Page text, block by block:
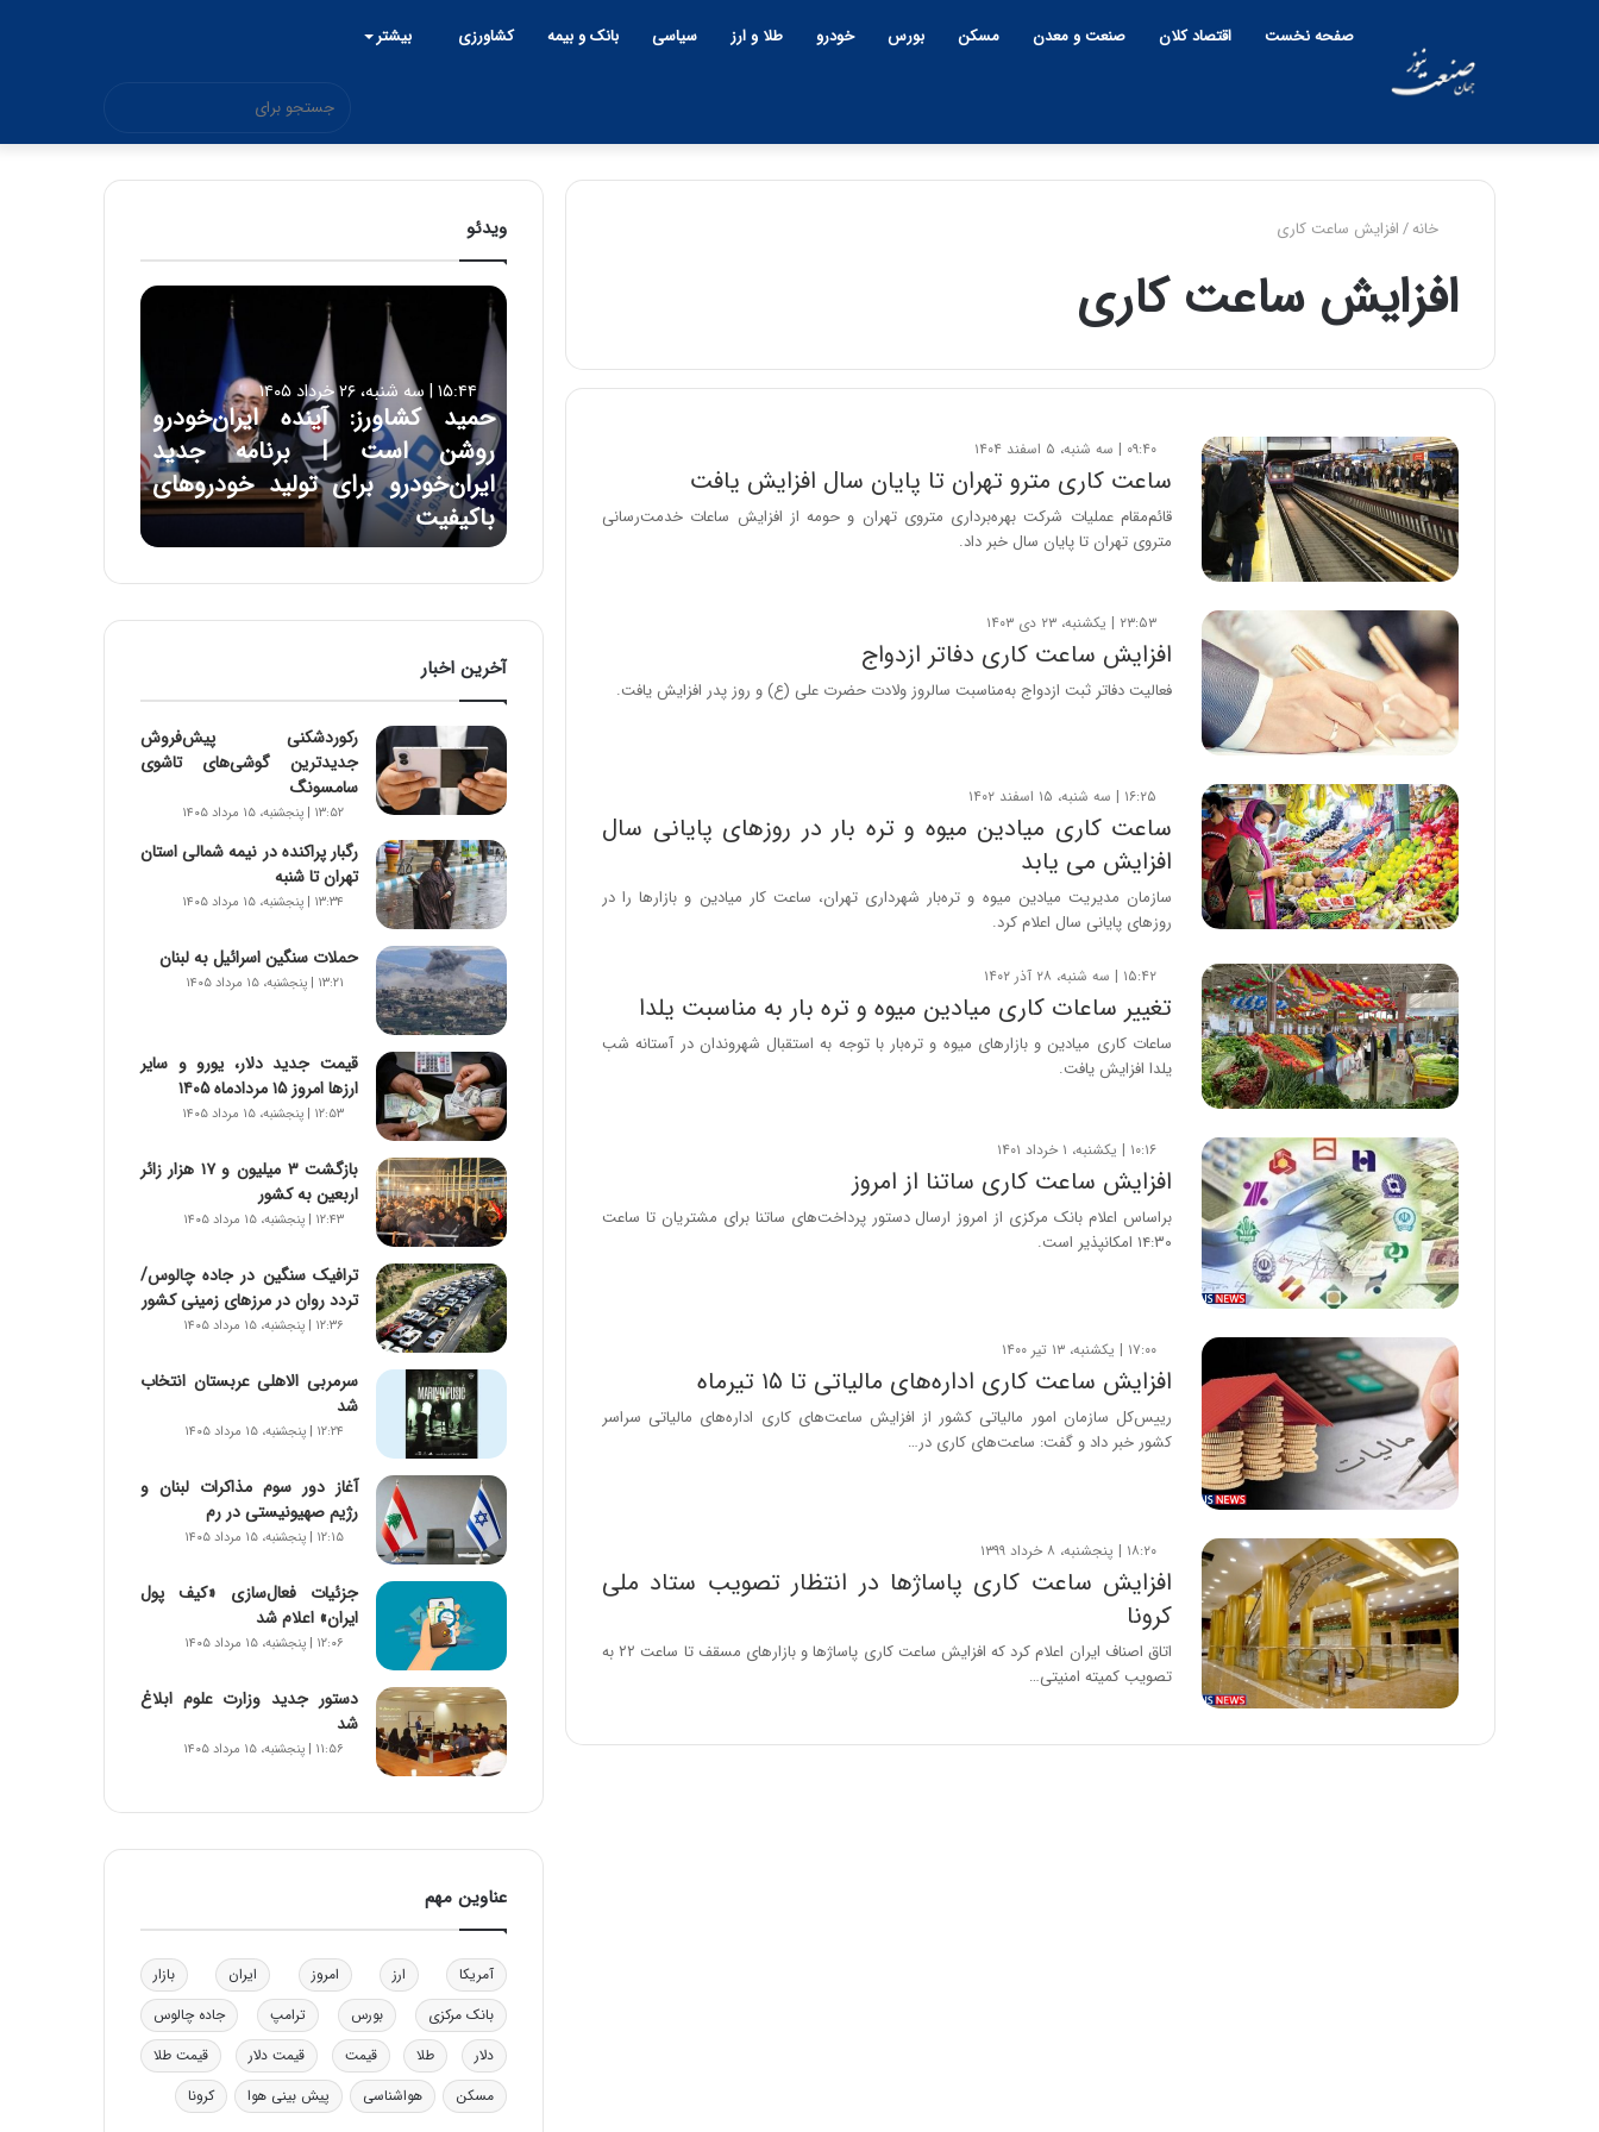
صفحه نخست اقتصاد کلان صنعت و معدن مسکن بورس خودرو طلا و ارز سیاسی بانک و بیمه کشاورزی بیشتر
برای
خانه/افزایش ساعت کاری
افزایش ساعت کاری
۰۹:۴۰ | سه شنبه، ۵ اسفند ۱۴۰۴
ساعت کاری مترو تهران تا پایان سال افزایش یافت
قائم‌مقام عملیات شرکت بهره‌برداری متروی تهران و حومه از افزایش ساعات خدمت‌رسانی
متروی تهران تا پایان سال خبر داد.
۲۳:۵۳ | یکشنبه، ۲۳ دی ۱۴۰۳
افزایش ساعت کاری دفاتر ازدواج
فعالیت دفاتر ثبت ازدواج به‌مناسبت سالروز ولادت حضرت علی (ع) و روز پدر افزایش یافت.
۱۶:۲۵ | سه شنبه، ۱۵ اسفند ۱۴۰۲
ساعت کاری میادین میوه و تره بار در روزهای پایانی سال
افزایش می یابد
سازمان مدیریت میادین میوه و تره‌بار شهرداری تهران، ساعت کار میادین و بازار‌ها را در
روز‌های پایانی سال اعلام کرد.
۱۵:۴۲ | سه شنبه، ۲۸ آذر ۱۴۰۲
تغییر ساعات کاری میادین میوه و تره بار به مناسبت یلدا
ساعات کاری میادین و بازارهای میوه و تره‌بار با توجه به استقبال شهروندان در آستانه شب
یلدا افزایش یافت.
۱۰:۱۶ | یکشنبه، ۱ خرداد ۱۴۰۱
افزایش ساعت کاری ساتنا از امروز
براساس اعلام بانک مرکزی از امروز ارسال دستور پرداخت‌های ساتنا برای مشتریان تا ساعت
۱۴:۳۰ امکانپذیر است.
۱۷:۰۰ | یکشنبه، ۱۳ تیر ۱۴۰۰
افزایش ساعت کاری اداره‌های مالیاتی تا ۱۵ تیرماه
رییس‌کل سازمان امور مالیاتی کشور از افزایش ساعت‌های کاری اداره‌های مالیاتی سراسر
کشور خبر داد و گفت: ساعت‌های کاری در…
۱۸:۲۰ | پنجشنبه، ۸ خرداد ۱۳۹۹
افزایش ساعت کاری پاساژها در انتظار تصویب ستاد ملی
کرونا
اتاق اصناف ایران اعلام کرد که افزایش ساعت کاری پاساژها و بازارهای مسقف تا ساعت ۲۲ به
تصویب کمیته امنیتی…
ویدئو
ح
ی
ش
و
ر
ز
:
ن
ه
ا
ر
ا
ن‌
و
د
و
ر
ش
ن
س
ت
|
ر
ن
ا
م
ه
ج
د
ی
د
ر
ن‌
خ
و
ر
ر
ا
ی
ت
و
د
و
و
ه
ا
ی
ب
ا
۱۵:۴۴ | سه شنبه، ۲۶ خرداد ۱۴۰۵
حمید کشاورز: آینده ایران‌خودرو
روشن است | برنامه جدید
ایران‌خودرو برای تولید خودروهای
باکیفیت
آخرین اخبار
رکوردشکنی پیش‌فروش
جدیدترین گوشی‌های تاشوی
سامسونگ
۱۳:۵۲ | پنجشنبه، ۱۵ مرداد ۱۴۰۵
رگبار پراکنده در نیمه شمالی استان
تهران تا شنبه
۱۳:۳۴ | پنجشنبه، ۱۵ مرداد ۱۴۰۵
حملات سنگین اسرائیل به لبنان
۱۳:۲۱ | پنجشنبه، ۱۵ مرداد ۱۴۰۵
قیمت جدید دلار، یورو و سایر
ارزها امروز ۱۵ مردادماه ۱۴۰۵
۱۲:۵۳ | پنجشنبه، ۱۵ مرداد ۱۴۰۵
بازگشت ۳ میلیون و ۱۷ هزار زائر
اربعین به کشور
۱۲:۴۳ | پنجشنبه، ۱۵ مرداد ۱۴۰۵
ترافیک سنگین در جاده چالوس/
تردد روان در مرزهای زمینی کشور
۱۲:۳۶ | پنجشنبه، ۱۵ مرداد ۱۴۰۵
سرمربی الاهلی عربستان انتخاب
شد
۱۲:۲۴ | پنجشنبه، ۱۵ مرداد ۱۴۰۵
آغاز دور سوم مذاکرات لبنان و
رژیم صهیونیستی در رم
۱۲:۱۵ | پنجشنبه، ۱۵ مرداد ۱۴۰۵
جزئیات فعال‌سازی «کیف پول
ایران» اعلام شد
۱۲:۰۶ | پنجشنبه، ۱۵ مرداد ۱۴۰۵
دستور جدید وزارت علوم ابلاغ
شد
۱۱:۵۶ | پنجشنبه، ۱۵ مرداد ۱۴۰۵
عناوین مهم
آمریکا ارز امروز ایران
بازار
بانک مرکزی
بورس ترامپ
جاده چالوس
دلار
طلا قیمت قیمت دلار
قیمت طلا
مسکن
هواشناسی پیش بینی هوا کرونا